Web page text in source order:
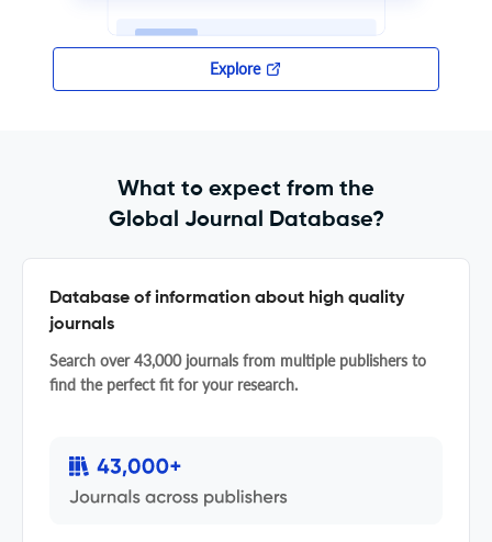
Explore
What to expect from the
Global Journal Database?
Database of information about high quality
journals
Search over 43,000 journals from multiple publishers to
find the perfect fit for your research.